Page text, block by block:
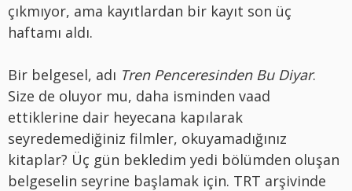
çıkmıyor, ama kayıtlardan bir kayıt son üç
haftamı aldı.
Bir belgesel, adı Tren Penceresinden Bu Diyar.
Size de oluyor mu, daha isminden vaad
ettiklerine dair heyecana kapılarak
seyredemediğiniz filmler, okuyamadığınız
kitaplar? Üç gün bekledim yedi bölümden oluşan
belgeselin seyrine başlamak için. TRT arşivinde